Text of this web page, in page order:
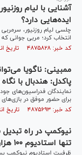
آشنایی با لیام
ایده‌هایی دارد؟
چلسی لیام روزنیور،
انتخاب کرد؛ مربی جوانی
کد خبر: ۴۸۷۵۸۲۸ تاریخ انتشار : ۱۴۰۴/۱۰/۱۷
ممبینی: ناگویا
پاکدل: هندبال با
نمایندگان فدراسیون‌های
برای حضور موفق در بازی‌های
کد خبر: ۴۸۷۵۶۹۳ تاریخ انتشار : ۱۴۰۴/۱۰/۱۶
نیوکمپ در راه
تنها استادیوم ۱۰۰ هزار نفری اروپا!
ظرفیت استادیوم نیوکمپ پس از بازسازی